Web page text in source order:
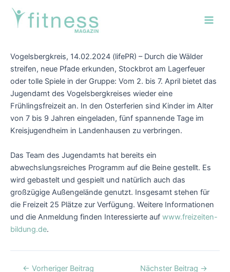
Zum
Inhalt
springen
Vogelsbergkreis, 14.02.2024 (lifePR) – Durch die Wälder
streifen, neue Pfade erkunden, Stockbrot am Lagerfeuer
oder tolle Spiele in der Gruppe: Vom 2. bis 7. April bietet das
Jugendamt des Vogelsbergkreises wieder eine
Frühlingsfreizeit an. In den Osterferien sind Kinder im Alter
von 7 bis 9 Jahren eingeladen, fünf spannende Tage im
Kreisjugendheim in Landenhausen zu verbringen.
Das Team des Jugendamts hat bereits ein
abwechslungsreiches Programm auf die Beine gestellt. Es
wird gebastelt und gespielt und natürlich auch das
großzügige Außengelände genutzt. Insgesamt stehen für
die Freizeit 25 Plätze zur Verfügung. Weitere Informationen
und die Anmeldung finden Interessierte auf www.freizeiten-
bildung.de.
Post
navigation
← Vorheriger Beitrag Nächster Beitrag →